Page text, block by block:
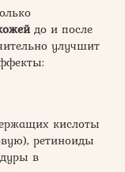
до и после
улучшит
кислоты
ретиноиды
в